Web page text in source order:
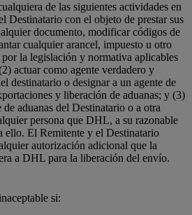
de las siguientes actividades en
Destinatario con el objeto de prestar sus
documento, modificar códigos de
cualquier arancel, impuesto u otro
la legislación y normativa aplicables
actuar como agente verdadero y
destinatario o designar a un agente de
y liberación de aduanas; y (3)
aduanas del Destinatario o a otra
persona que DHL, a su razonable
ello. El Remitente y el Destinatario
autorización adicional que la
a DHL para la liberación del envío.
si: